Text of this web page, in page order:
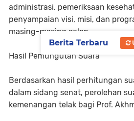
administrasi, pemeriksaan
penyampaian visi, misi, dan
masing-masing calon.
Hasil Pemungutan Suara
Berdasarkan hasil perhitungan
dalam sidang senat, perolehan
kemenangan telak bagi Prof.
Berita Terbaru